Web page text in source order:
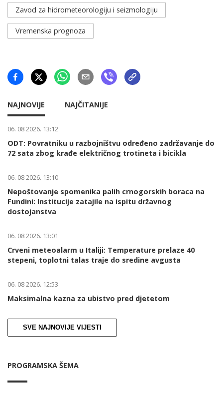
Zavod za hidrometeorologiju i seizmologiju
Vremenska prognoza
NAJNOVIJE NAJČITANIJE
06. 08 2026. 13:12
ODT: Povratniku u razbojništvu određeno zadržavanje do
72 sata zbog krađe električnog trotineta i bicikla
06. 08 2026. 13:10
Nepoštovanje spomenika palih crnogorskih boraca na
Fundini: Institucije zatajile na ispitu državnog
dostojanstva
06. 08 2026. 13:01
Crveni meteoalarm u Italiji: Temperature prelaze 40
stepeni, toplotni talas traje do sredine avgusta
06. 08 2026. 12:53
Maksimalna kazna za ubistvo pred djetetom
SVE NAJNOVIJE VIJESTI
PROGRAMSKA ŠEMA